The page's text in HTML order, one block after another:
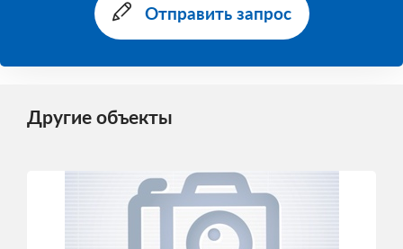
Отправить запрос
Другие объекты